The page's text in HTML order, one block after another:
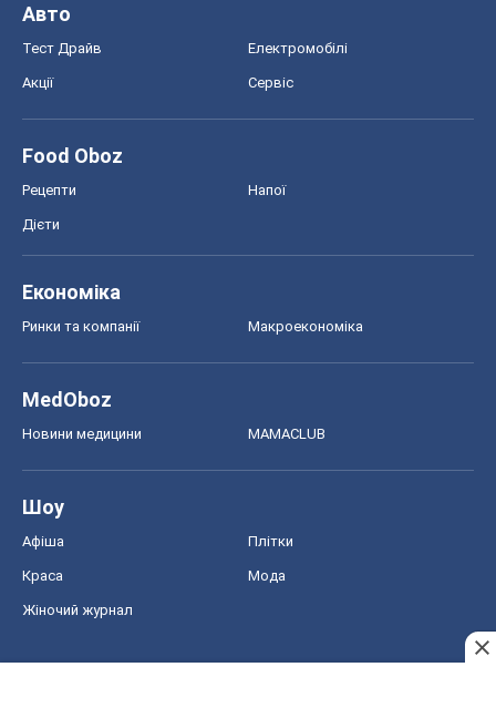
Авто
Тест Драйв Електромобілі
Акції Сервіс
Food Oboz
Рецепти Напої
Дієти
Економіка
Ринки та компанії Макроекономіка
MedOboz
Новини медицини MAMACLUB
Шоу
Афіша Плітки
Краса Мода
Жіночий журнал